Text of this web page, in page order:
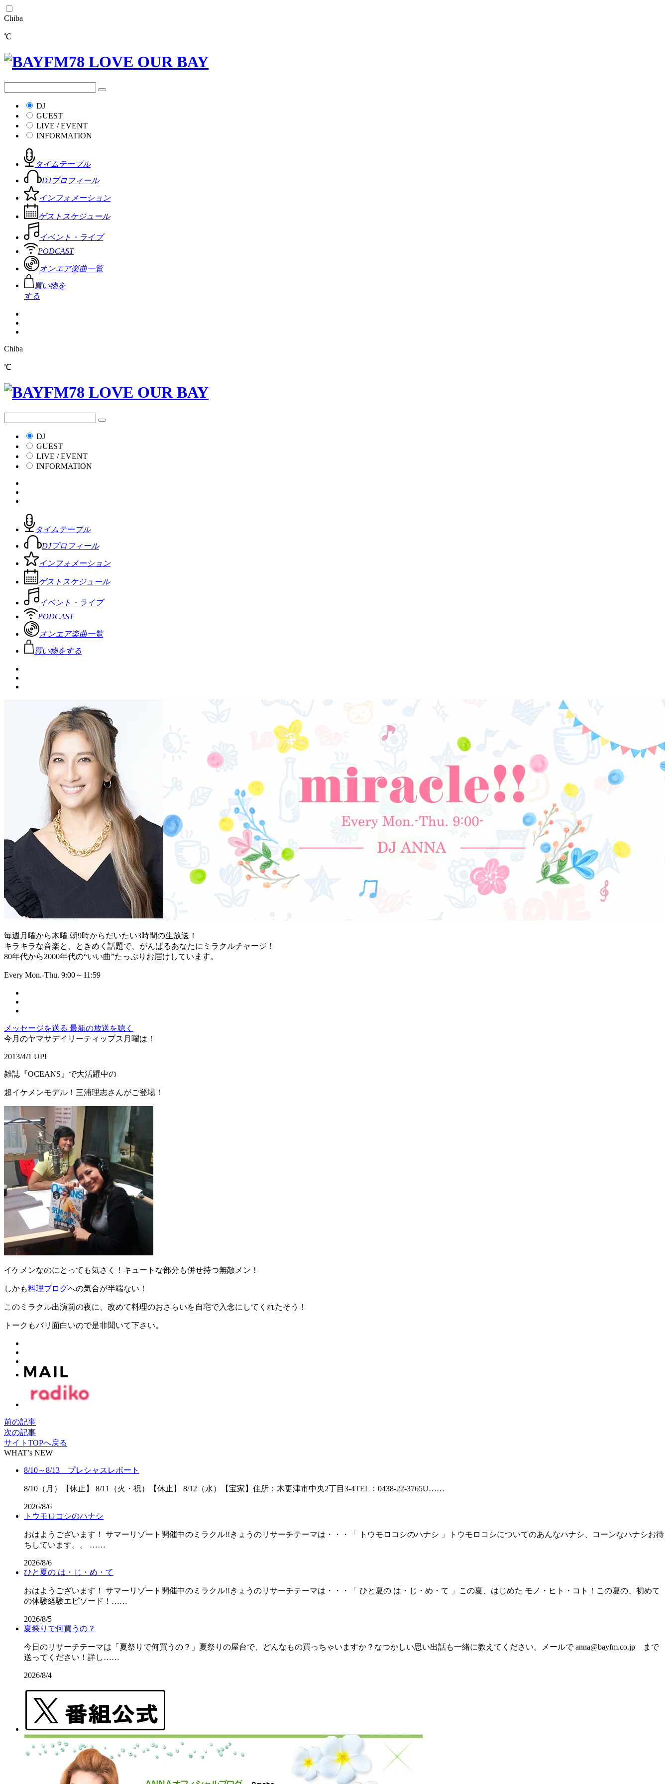
Chiba
℃
DJ
GUEST
LIVE / EVENT
INFORMATION
タイムテーブル
DJプロフィール
インフォメーション
ゲストスケジュール
イベント・ライブ
PODCAST
オンエア楽曲一覧
買い物を
する
Chiba
℃
DJ
GUEST
LIVE / EVENT
INFORMATION
タイムテーブル
DJプロフィール
インフォメーション
ゲストスケジュール
イベント・ライブ
PODCAST
オンエア楽曲一覧
買い物をする
毎週月曜から木曜 朝9時からだいたい3時間の生放送！
キラキラな音楽と、ときめく話題で、がんばるあなたにミラクルチャージ！
80年代から2000年代の“いい曲”たっぷりお届けしています。
Every Mon.-Thu. 9:00～11:59
メッセージを送る 最新の放送を聴く
今月のヤマサデイリーティップス月曜は！
2013/4/1 UP!
雑誌『OCEANS』で大活躍中の
超イケメンモデル！三浦理志さんがご登場！
イケメンなのにとっても気さく！キュートな部分も併せ持つ無敵メン！
しかも料理ブログへの気合が半端ない！
このミラクル出演前の夜に、改めて料理のおさらいを自宅で入念にしてくれたそう！
トークもバリ面白いので是非聞いて下さい。
前の記事
次の記事
サイトTOPへ戻る
WHAT’s NEW
8/10～8/13 プレシャスレポート
8/10（月）【休止】 8/11（火・祝）【休止】 8/12（水）【宝家】住所：木更津市中央2丁目3-4TEL：0438-22-3765U……
2026/8/6
トウモロコシのハナシ
おはようございます！ サマーリゾート開催中のミラクル!!きょうのリサーチテーマは・・・「 トウモロコシのハナシ 」トウモロコシについてのあんなハナシ、コーンなハナシお待
ちしています。。 ……
2026/8/6
ひと夏の は・じ・め・て
おはようございます！ サマーリゾート開催中のミラクル!!きょうのリサーチテーマは・・・「 ひと夏の は・じ・め・て 」この夏、はじめた モノ・ヒト・コト！この夏の、初めて
の体験経験エピソード！……
2026/8/5
夏祭りで何買うの？
今日のリサーチテーマは「夏祭りで何買うの？」夏祭りの屋台で、どんなもの買っちゃいますか？なつかしい思い出話も一緒に教えてください。メールで anna@bayfm.co.jp まで
送ってください！詳し……
2026/8/4